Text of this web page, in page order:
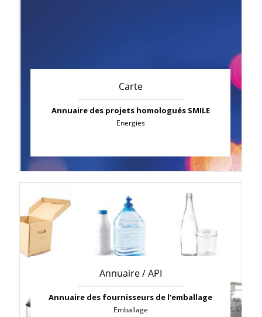
Carte
Annuaire des projets homologués SMILE
Energies
Annuaire / API
Annuaire des fournisseurs de l'emballage
Emballage